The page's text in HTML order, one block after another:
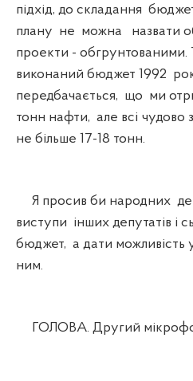
підхід, до складання
плану не можна назвати
проекти -
виконаний бюджет 1992
передбачається, що ми
тонн нафти, але всі чудово
не більше 17-18 тонн.
Я просив би народних
виступи інших депутатів і
бюджет, а дати можливість
ним.
ГОЛОВА. Другий